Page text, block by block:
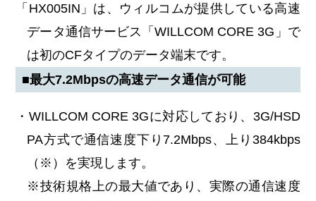
「HX005IN」は、ウィルコムが提供している高速
データ通信サービス「WILLCOM CORE 3G」で
は初のCFタイプのデータ端末です。
■最大7.2Mbpsの高速データ通信が可能
・WILLCOM CORE 3Gに対応しており、3G/HSD
PA方式で通信速度下り7.2Mbps、上り384kbps
（※）を実現します。
※技術規格上の最大値であり、実際の通信速度